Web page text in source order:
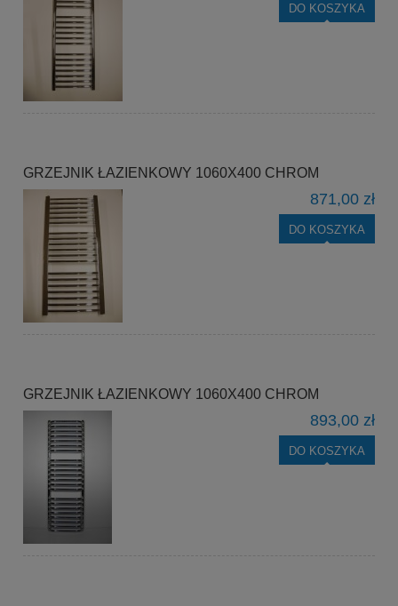
DO KOSZYKA
GRZEJNIK ŁAZIENKOWY 1060X400 CHROM
871,00 zł
DO KOSZYKA
GRZEJNIK ŁAZIENKOWY 1060X400 CHROM
893,00 zł
DO KOSZYKA